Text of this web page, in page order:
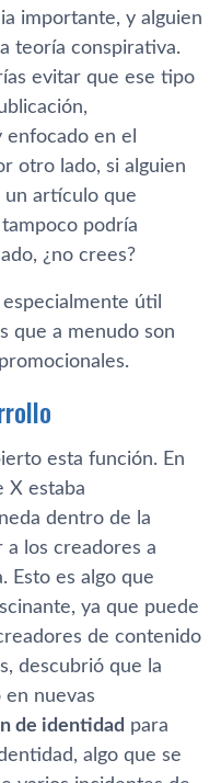
importante, y alguien
teoría conspirativa.
evitar que ese tipo
en el
otro lado, si alguien
artículo que
podría
¿no crees?
útil
que a menudo son
esta función. En
X estaba
dentro de la
a los creadores a
Esto es algo que
ya que puede
de contenido
descubrió que la
en nuevas
de identidad para
algo que se